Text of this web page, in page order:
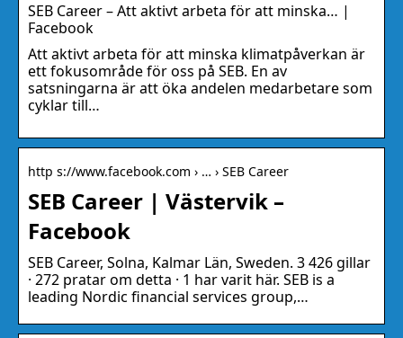
SEB Career – Att aktivt arbeta för att minska… |
Facebook
Att aktivt arbeta för att minska klimatpåverkan är
ett fokusområde för oss på SEB. En av
satsningarna är att öka andelen medarbetare som
cyklar till…
http s://www.facebook.com › … › SEB Career
SEB Career | Västervik –
Facebook
SEB Career, Solna, Kalmar Län, Sweden. 3 426 gillar
· 272 pratar om detta · 1 har varit här. SEB is a
leading Nordic financial services group,…